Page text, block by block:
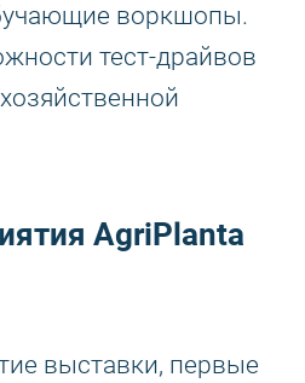
воркшопы.
тест-драйвов
AgriPlanta
выставки, первые